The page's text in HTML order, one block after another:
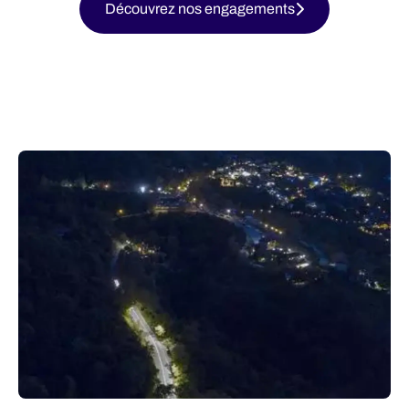
Découvrez nos engagements